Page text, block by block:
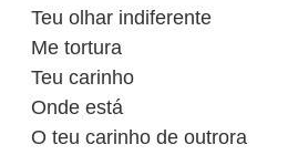
Teu olhar indiferente
Me tortura
Teu carinho
Onde está
O teu carinho de outrora